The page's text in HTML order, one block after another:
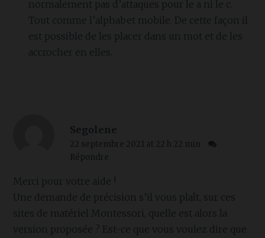
normalement pas d’attaques pour le a ni le c.
Tout comme l’alphabet mobile. De cette façon il
est possible de les placer dans un mot et de les
accrocher en elles.
Segolene
22 septembre 2021 at 22 h 22 min
Répondre
Merci pour votre aide !
Une demande de précision s’il vous plaît, sur ces
sites de matériel Montessori, quelle est alors la
version proposée ? Est-ce que vous voulez dire que